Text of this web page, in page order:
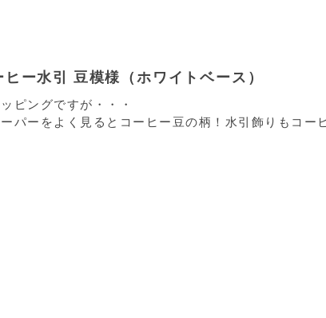
ー水引 豆模様（ホワイトベース）
ピングですが・・・
パーをよく見るとコーヒー豆の柄！水引飾りもコ